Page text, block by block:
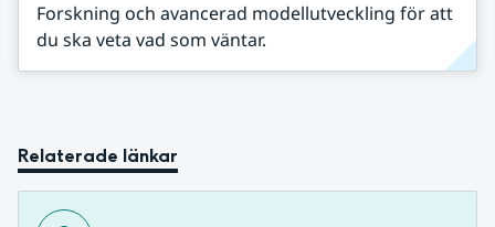
Forskning och avancerad modellutveckling för att
du ska veta vad som väntar.
Relaterade länkar